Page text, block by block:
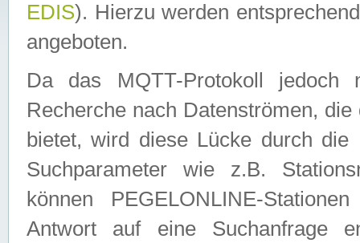
EDIS). Hierzu werden
angeboten.
Da das MQTT-Protokoll jedoch
Recherche nach Datenströmen,
bietet, wird diese Lücke durch die
Suchparameter wie z.B.
können PEGELONLINE-
Antwort auf eine Suchanfrage